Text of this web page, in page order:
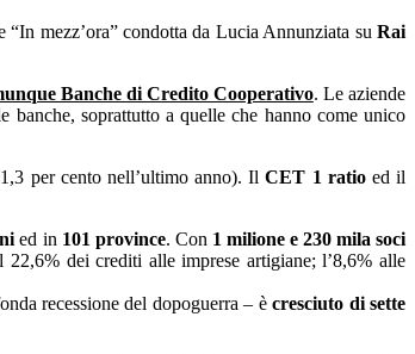
mezz’ora” condotta da Lucia Annunziata su Rai
Banche di Credito Cooperativo. Le aziende
soprattutto a quelle che hanno come unico
per cento nell’ultimo anno). IlCET 1 ratioed il
ed in 101 province. Con 1 milione e 230 mila soci
dei crediti alle imprese artigiane; l’8,6% alle
recessione del dopoguerra – ècresciuto di sette